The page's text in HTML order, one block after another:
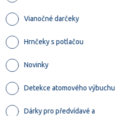
Vianočné darčeky
Hrnčeky s potlačou
Novinky
Detekce atomového výbuchu
Dárky pro předvídavé a